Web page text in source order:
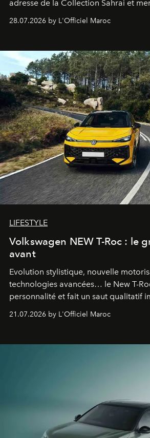
adresse de la Collection Sahrai et
Pillet promet un lieu de vie complet.
28.07.2026 by L'Officiel Maroc
LIFESTYLE
Volkswagen NEW T-Roc : le
avant
Evolution stylistique, nouvelle
technologies avancées… le New T-
personnalité et fait un saut qualitatif
fétiche pour le rendre plus premium.
21.07.2026 by L'Officiel Maroc